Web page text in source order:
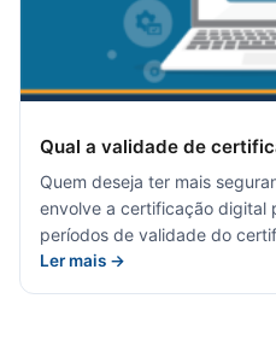
Qual a validade de
Quem deseja ter mais
envolve a certificação digital
períodos de validade do
Ler mais →